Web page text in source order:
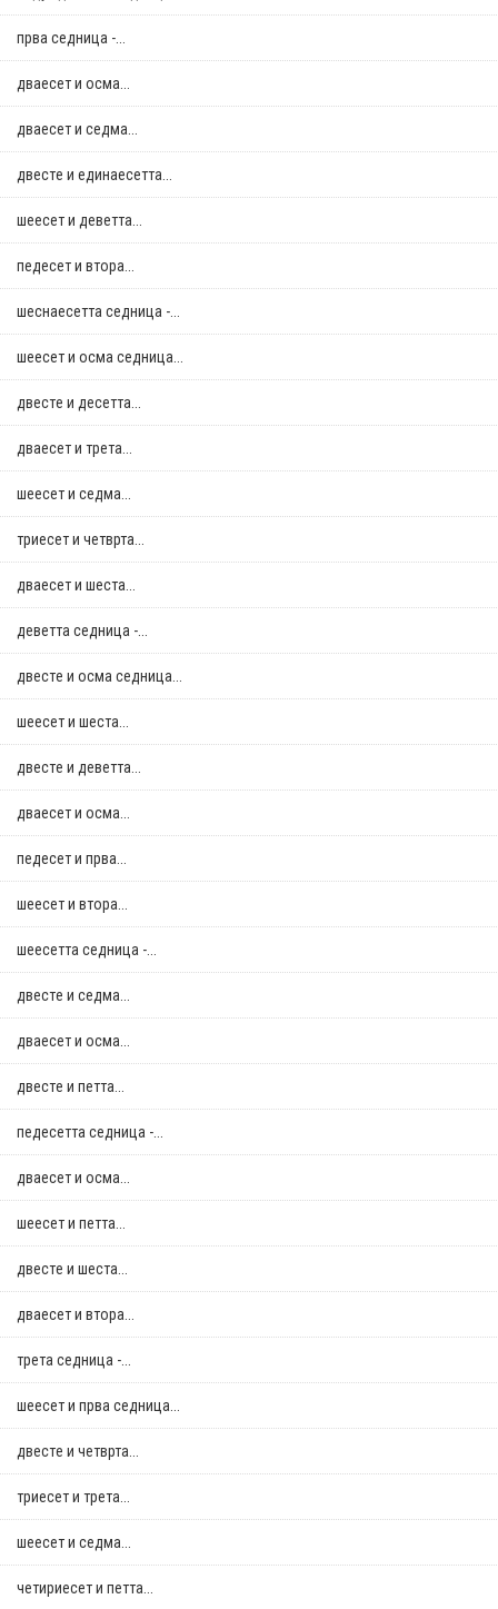
прва седница -...
дваесет и осма...
дваесет и седма...
двестe и единаесетта...
шеесет и деветта...
педесет и втора...
шеснаесетта седница -...
шеесет и осма седница...
двестe и десетта...
дваесет и трета...
шеесет и седма...
триесет и четврта...
дваесет и шеста...
деветта седница -...
двестe и осма седница...
шеесет и шеста...
двестe и деветта...
дваесет и осма...
педесет и прва...
шеесет и втора...
шеесетта седница -...
двестe и седма...
дваесет и осма...
двестe и петта...
педесетта седница -...
дваесет и осма...
шеесет и петта...
двестe и шеста...
дваесет и втора...
трета седница -...
шеесет и прва седница...
двестe и четврта...
триесет и трета...
шеесет и седма...
четириесет и петта...